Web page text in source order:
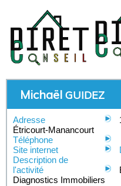
Michaël GUIDEZ
Adresse
Étricourt-Manancourt
Téléphone
Site internet
Description de
l'activité
Diagnostics Immobiliers